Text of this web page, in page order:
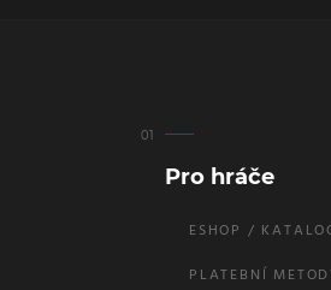
Pro hráče
ESHOP /
PLATEBNÍ